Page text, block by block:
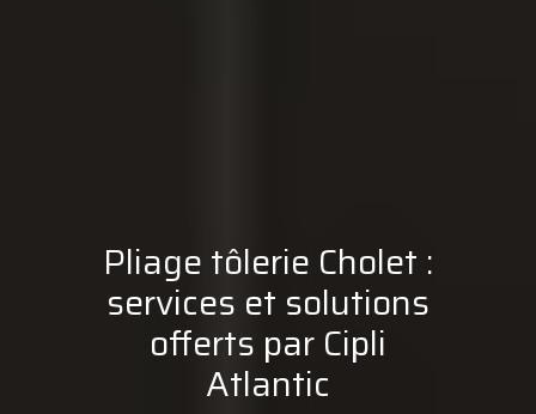
Pliage tôlerie Cholet :
services et solutions
offerts par Cipli
Atlantic